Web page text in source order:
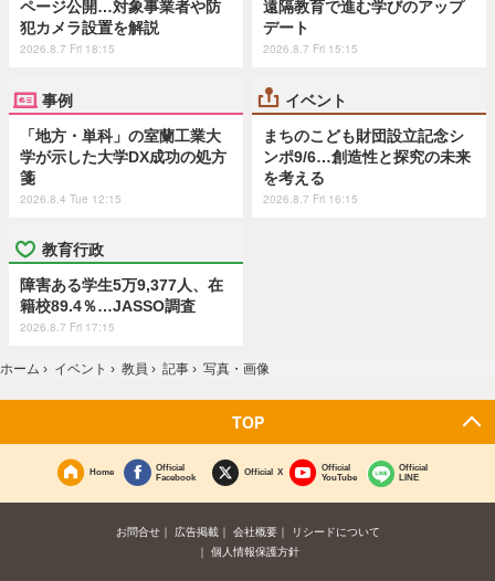
ページ公開…対象事業者や防
犯カメラ設置を解説
2026.8.7 Fri 18:15
遠隔教育で進む学びのアップ
デート
2026.8.7 Fri 15:15
事例
「地方・単科」の室蘭工業大
学が示した大学DX成功の処方
箋
2026.8.4 Tue 12:15
イベント
まちのこども財団設立記念シ
ンポ9/6…創造性と探究の未来
を考える
2026.8.7 Fri 16:15
教育行政
障害ある学生5万9,377人、在
籍校89.4％…JASSO調査
2026.8.7 Fri 17:15
ホーム › イベント › 教員 › 記事 › 写真・画像
TOP
Home
Official
Facebook
Official X
Official
YouTube
Official
LINE
お問合せ 広告掲載 会社概要
リシードについて
個人情報保護方針